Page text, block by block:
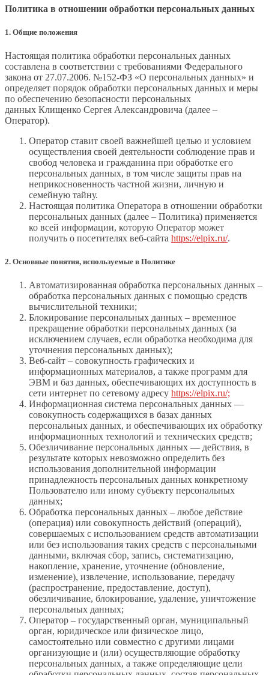
Политика в отношении обработки персональных данных
1. Общие положения
Настоящая политика обработки персональных данных
составлена в соответствии с требованиями Федерального
закона от 27.07.2006. №152-ФЗ «О персональных данных» и
определяет порядок обработки персональных данных и меры
по обеспечению безопасности персональных
данных Клищенко Сергея Александровича (далее –
Оператор).
Оператор ставит своей важнейшей целью и условием
осуществления своей деятельности соблюдение прав и
свобод человека и гражданина при обработке его
персональных данных, в том числе защиты прав на
неприкосновенность частной жизни, личную и
семейную тайну.
Настоящая политика Оператора в отношении обработки
персональных данных (далее – Политика) применяется
ко всей информации, которую Оператор может
получить о посетителях веб-сайта https://elpix.ru/.
2. Основные понятия, используемые в Политике
Автоматизированная обработка персональных данных –
обработка персональных данных с помощью средств
вычислительной техники;
Блокирование персональных данных – временное
прекращение обработки персональных данных (за
исключением случаев, если обработка необходима для
уточнения персональных данных);
Веб-сайт – совокупность графических и
информационных материалов, а также программ для
ЭВМ и баз данных, обеспечивающих их доступность в
сети интернет по сетевому адресу https://elpix.ru/;
Информационная система персональных данных —
совокупность содержащихся в базах данных
персональных данных, и обеспечивающих их обработку
информационных технологий и технических средств;
Обезличивание персональных данных — действия, в
результате которых невозможно определить без
использования дополнительной информации
принадлежность персональных данных конкретному
Пользователю или иному субъекту персональных
данных;
Обработка персональных данных – любое действие
(операция) или совокупность действий (операций),
совершаемых с использованием средств автоматизации
или без использования таких средств с персональными
данными, включая сбор, запись, систематизацию,
накопление, хранение, уточнение (обновление,
изменение), извлечение, использование, передачу
(распространение, предоставление, доступ),
обезличивание, блокирование, удаление, уничтожение
персональных данных;
Оператор – государственный орган, муниципальный
орган, юридическое или физическое лицо,
самостоятельно или совместно с другими лицами
организующие и (или) осуществляющие обработку
персональных данных, а также определяющие цели